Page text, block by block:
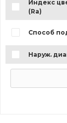
Индекс
(Ra)
Способ
Наруж.